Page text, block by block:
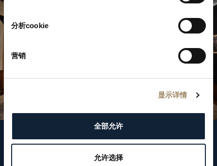
分析cookie
营销
显示详情
全部允许
允许选择
关注我们